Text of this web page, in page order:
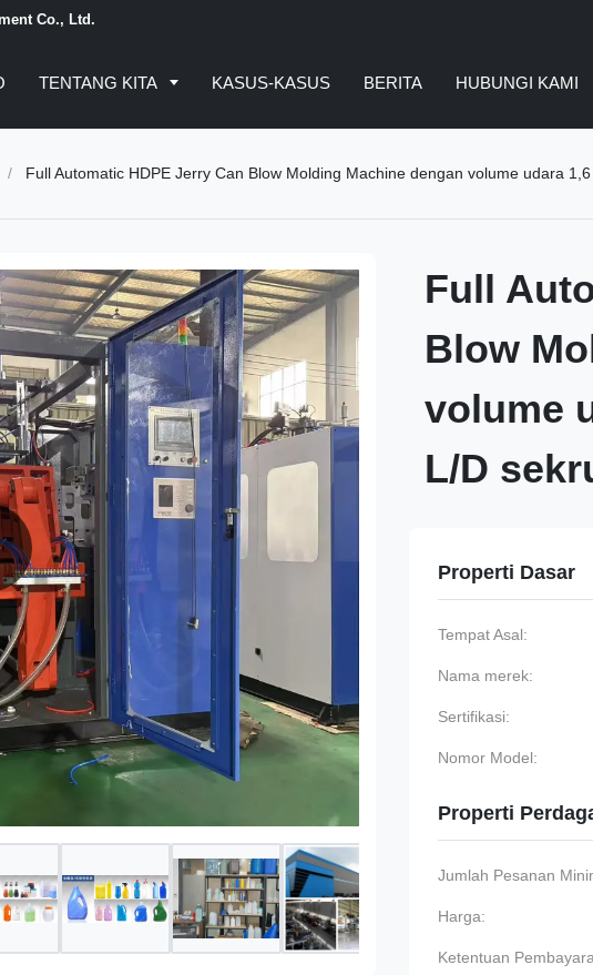
Co., Ltd.
TENTANG KITA KASUS-KASUS BERITA HUBUNGI KAMI
/ Full Automatic HDPE Jerry Can Blow Molding Machine dengan volume udara
Full
Blow
volume
L/D
Properti Dasar
Tempat Asal:
Nama merek:
Sertifikasi:
Nomor Model:
Properti
Jumlah Pesanan
Harga:
Ketentuan